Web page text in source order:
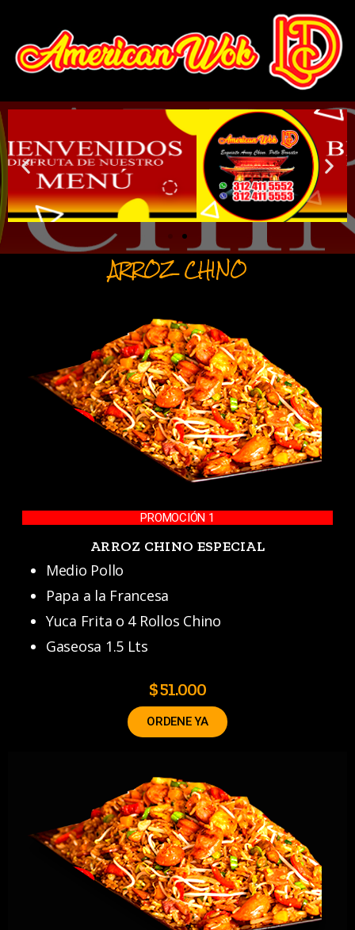
ARROZ CHINO
PROMOCIÓN 1
ARROZ CHINO ESPECIAL
Medio Pollo
Papa a la Francesa
Yuca Frita o 4 Rollos Chino
Gaseosa 1.5 Lts
$ 51.000
ORDENE YA